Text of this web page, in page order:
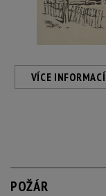
VÍCE INFORMACÍ
POŽÁR